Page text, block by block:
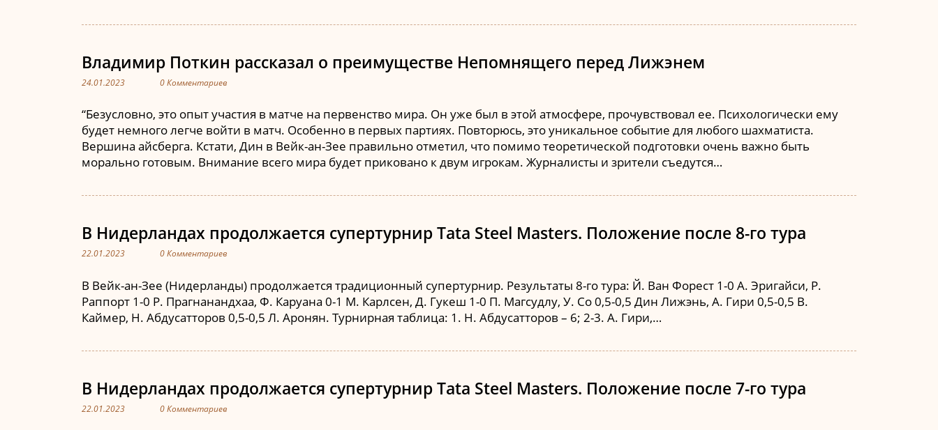
Владимир Поткин рассказал о преимуществе Непомнящего перед Лижэнем
24.01.2023 0 Комментариев
“Безусловно, это опыт участия в матче на первенство мира. Он уже был в этой атмосфере, прочувствовал ее. Психологически ему
будет немного легче войти в матч. Особенно в первых партиях. Повторюсь, это уникальное событие для любого шахматиста.
Вершина айсберга. Кстати, Дин в Вейк-ан-Зее правильно отметил, что помимо теоретической подготовки очень важно быть
морально готовым. Внимание всего мира будет приковано к двум игрокам. Журналисты и зрители съедутся…
В Нидерландах продолжается супертурнир Tata Steel Masters. Положение после 8-го тура
22.01.2023 0 Комментариев
В Вейк-ан-Зее (Нидерланды) продолжается традиционный супертурнир. Результаты 8-го тура: Й. Ван Форест 1-0 А. Эригайси, Р.
Раппорт 1-0 Р. Прагнанандхаа, Ф. Каруана 0-1 М. Карлсен, Д. Гукеш 1-0 П. Магсудлу, У. Со 0,5-0,5 Дин Лижэнь, А. Гири 0,5-0,5 В.
Каймер, Н. Абдусатторов 0,5-0,5 Л. Аронян. Турнирная таблица: 1. Н. Абдусатторов – 6; 2-3. А. Гири,…
В Нидерландах продолжается супертурнир Tata Steel Masters. Положение после 7-го тура
22.01.2023 0 Комментариев